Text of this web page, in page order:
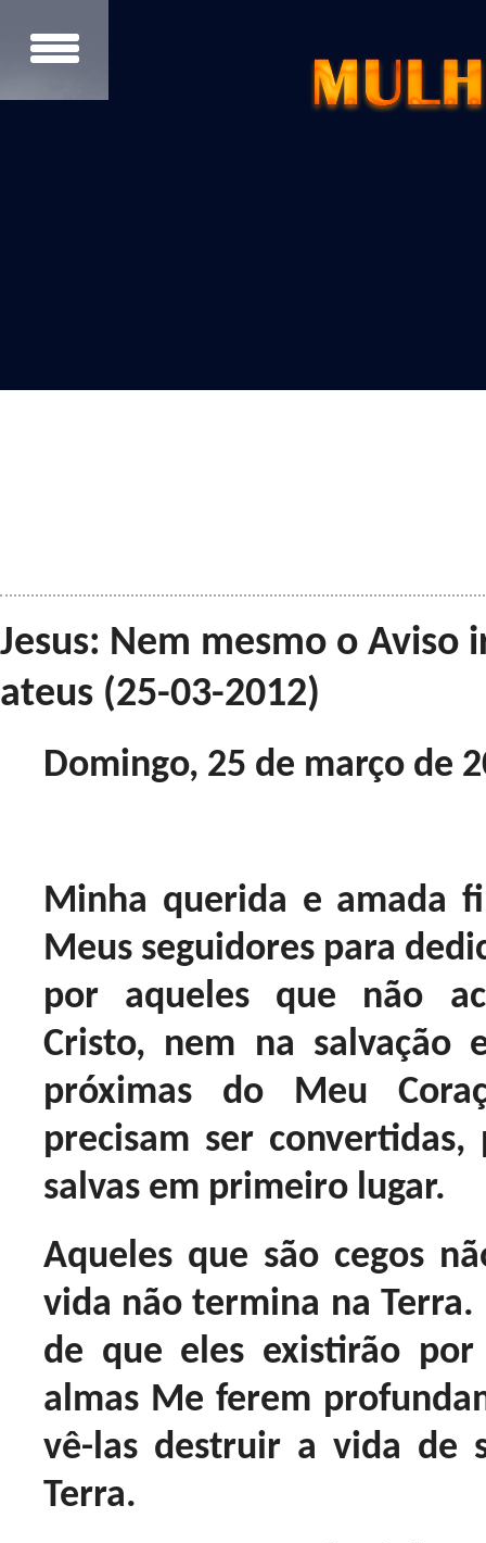
Jesus: Nem mesmo o Aviso
ateus (25-03-2012)
Domingo, 25 de março de
Minha querida e amada
Meus seguidores para
por aqueles que não
Cristo, nem na salvação
próximas do Meu
precisam ser
salvas em primeiro lugar.
Aqueles que são cegos
vida não termina na
de que eles existirão
almas Me ferem
vê-las destruir a vida de
Terra.